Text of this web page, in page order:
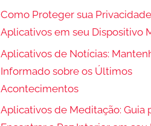
Como Proteger sua
Aplicativos em seu Dispositivo
Aplicativos de Notícias:
Informado sobre os Últimos
Acontecimentos
Aplicativos de Meditação: Guia